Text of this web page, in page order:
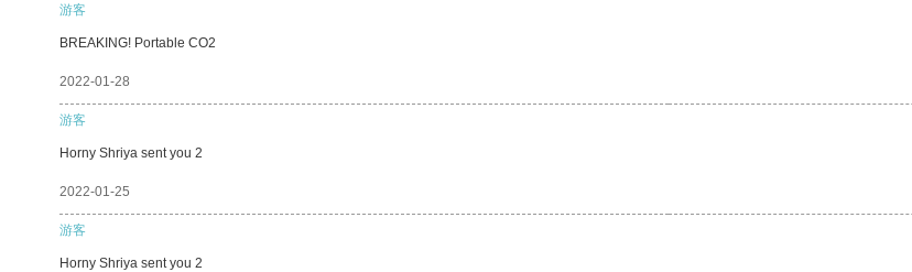
游客
BREAKING! Portable CO2
2022-01-28
游客
Horny Shriya sent you 2
2022-01-25
游客
Horny Shriya sent you 2